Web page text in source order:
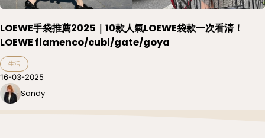
LOEWE手袋推薦2025｜10款人氣LOEWE袋款一次看清！
LOEWE flamenco/cubi/gate/goya
生活
16-03-2025
Sandy